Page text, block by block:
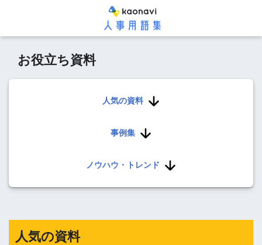
お役立ち資料
人気の資料
事例集
ノウハウ・トレンド
人気の資料